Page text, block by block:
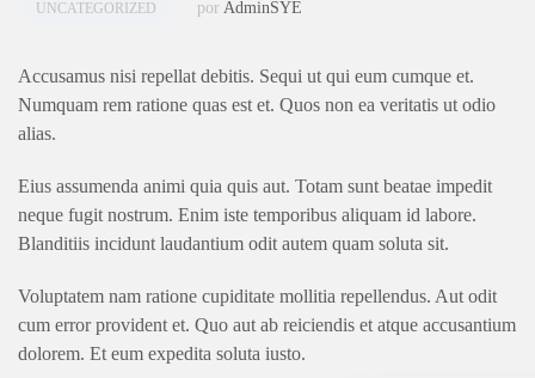
UNCATEGORIZED por AdminSYE
Accusamus nisi repellat debitis. Sequi ut qui eum cumque et.
Numquam rem ratione quas est et. Quos non ea veritatis ut odio
alias.
Eius assumenda animi quia quis aut. Totam sunt beatae impedit
neque fugit nostrum. Enim iste temporibus aliquam id labore.
Blanditiis incidunt laudantium odit autem quam soluta sit.
Voluptatem nam ratione cupiditate mollitia repellendus. Aut odit
cum error provident et. Quo aut ab reiciendis et atque accusantium
dolorem. Et eum expedita soluta iusto.